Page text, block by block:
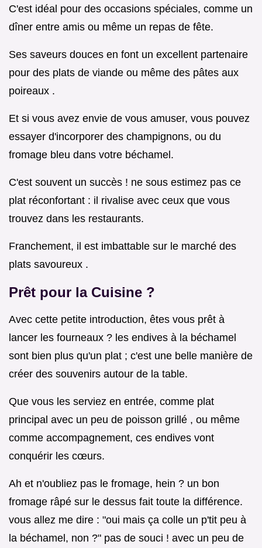
C'est idéal pour des occasions spéciales, comme un
dîner entre amis ou même un repas de fête.
Ses saveurs douces en font un excellent partenaire
pour des plats de viande ou même des pâtes aux
poireaux .
Et si vous avez envie de vous amuser, vous pouvez
essayer d'incorporer des champignons, ou du
fromage bleu dans votre béchamel.
C'est souvent un succès ! ne sous estimez pas ce
plat réconfortant : il rivalise avec ceux que vous
trouvez dans les restaurants.
Franchement, il est imbattable sur le marché des
plats savoureux .
Prêt pour la Cuisine ?
Avec cette petite introduction, êtes vous prêt à
lancer les fourneaux ? les endives à la béchamel
sont bien plus qu'un plat ; c'est une belle manière de
créer des souvenirs autour de la table.
Que vous les serviez en entrée, comme plat
principal avec un peu de poisson grillé , ou même
comme accompagnement, ces endives vont
conquérir les cœurs.
Ah et n'oubliez pas le fromage, hein ? un bon
fromage râpé sur le dessus fait toute la différence.
vous allez me dire : "oui mais ça colle un p'tit peu à
la béchamel, non ?" pas de souci ! avec un peu de